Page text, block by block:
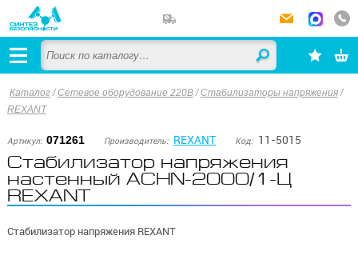
Каталог/Сетевое оборудование 220В /Стабилизаторы напряжения /
REXANT
Артикул: 071261 Производитель: REXANT Код: 11-5015
Стабилизатор напряжения
настенный АСНN-2000/1-Ц
REXANT
Стабилизатор напряжения REXANT